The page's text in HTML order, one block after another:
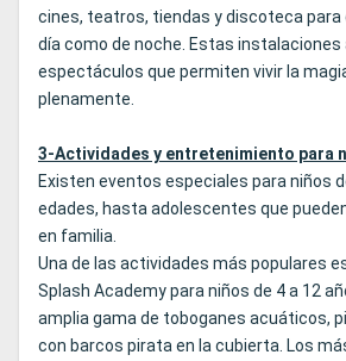
cines, teatros, tiendas y discoteca
día como de noche. Estas instalaciones
espectáculos que permiten vivir la
plenamente.
3-Actividades y entretenimiento para
Existen eventos especiales para niños
edades, hasta adolescentes que
en familia.
Una de las actividades más populares
Splash Academy para niños de 4 a 12
amplia gama de toboganes acuáticos,
con barcos pirata en la cubierta. Los